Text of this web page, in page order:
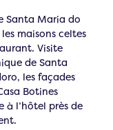
Santa Maria do
maisons celtes
Visite
de Santa
les façades
Botines
à l’hôtel près de